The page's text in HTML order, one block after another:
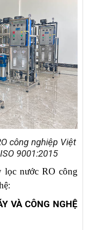
công nghiệp Việt
9001:2015
nước RO công
VÀ CÔNG NGHỆ